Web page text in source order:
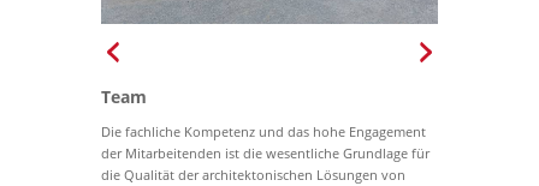
Team
Die fachliche Kompetenz und das hohe Engagement
der Mitarbeitenden ist die wesentliche Grundlage für
die Qualität der architektonischen Lösungen von